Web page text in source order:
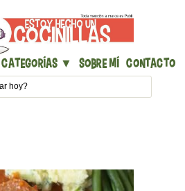
Categorías ▼ Sobre mí Contacto